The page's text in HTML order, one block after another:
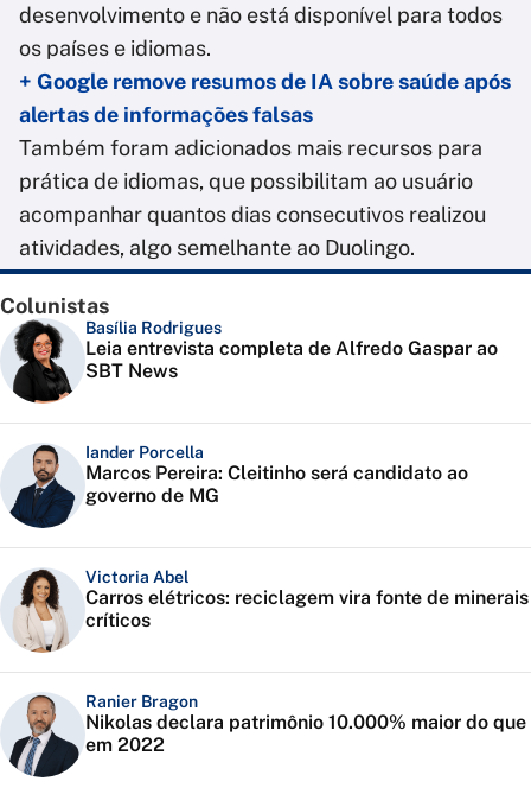
desenvolvimento e não está disponível para todos
os países e idiomas.
+ Google remove resumos de IA sobre saúde após
alertas de informações falsas
Também foram adicionados mais recursos para
prática de idiomas, que possibilitam ao usuário
acompanhar quantos dias consecutivos realizou
atividades, algo semelhante ao Duolingo.
Colunistas
Basília Rodrigues
Leia entrevista completa de Alfredo Gaspar ao
SBT News
Iander Porcella
Marcos Pereira: Cleitinho será candidato ao
governo de MG
Victoria Abel
Carros elétricos: reciclagem vira fonte de minerais
críticos
Ranier Bragon
Nikolas declara patrimônio 10.000% maior do que
em 2022